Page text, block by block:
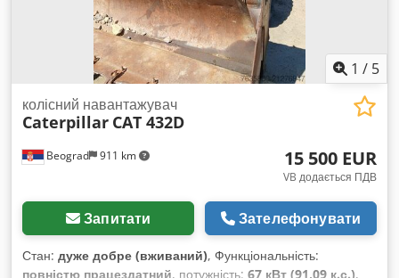
1 / 5
Beograd 911 km
колісний навантажувач
Caterpillar CAT 432D
15 500 EUR
VB додається ПДВ
Запитати Зателефонувати
Стан: дуже добре (вживаний), Функціональність:
повністю працездатний, потужність: 67 кВт (91,09 к.с.),